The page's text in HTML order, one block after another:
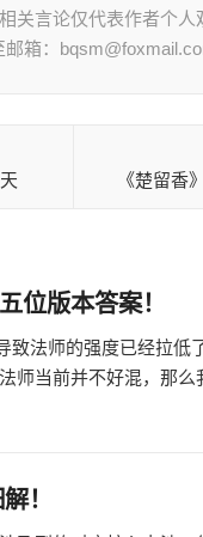
关言论仅代表作者个
箱：
《楚留香
位版本答案！
法师的强度已经拉低
师当前并不好混，那
！